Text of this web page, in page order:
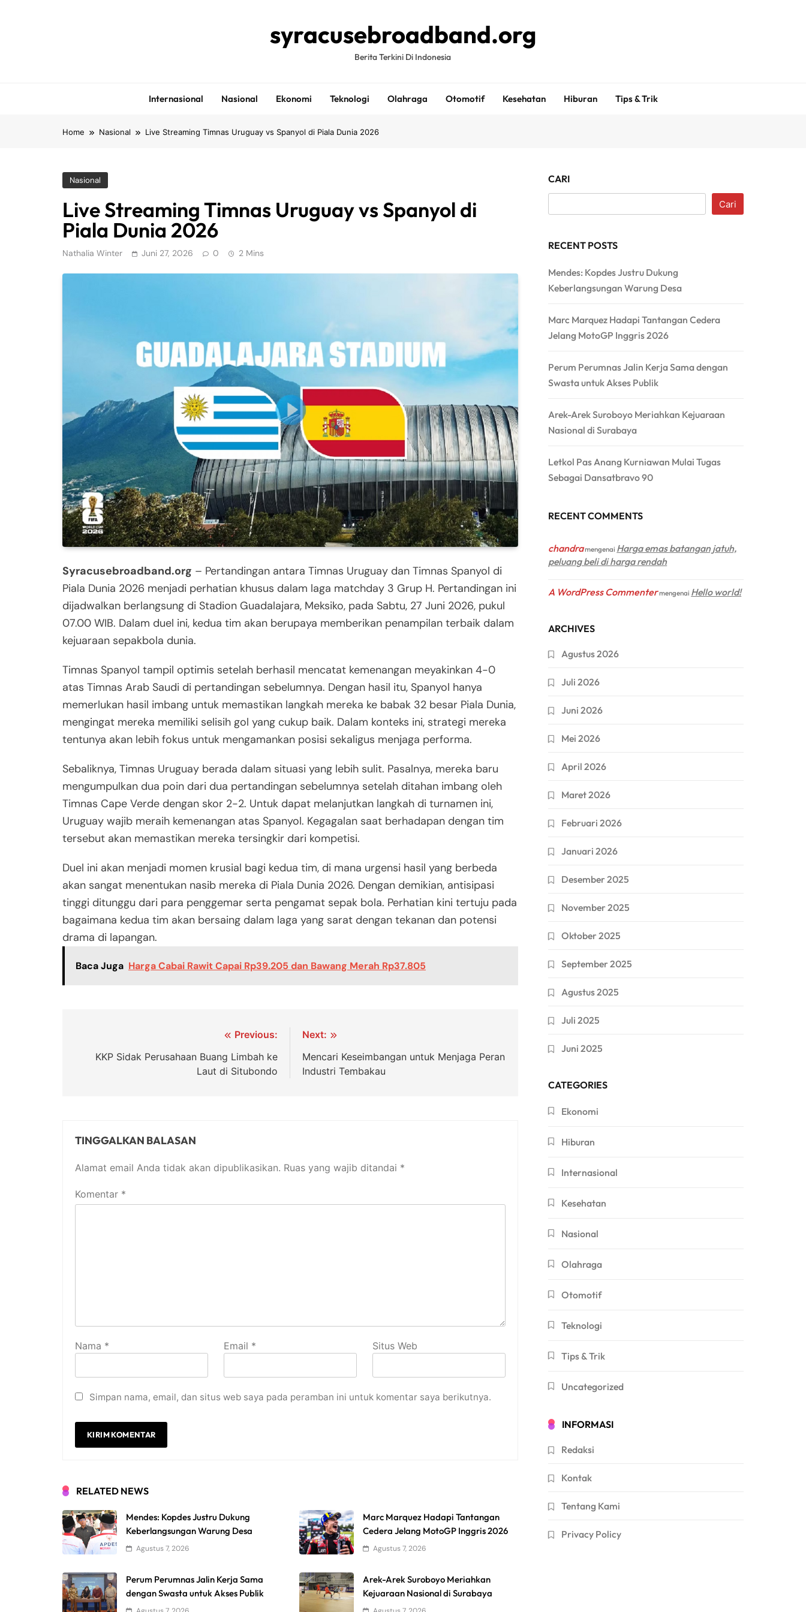
syracusebroadband.org
Berita Terkini Di Indonesia
Internasional Nasional Ekonomi Teknologi Olahraga Otomotif Kesehatan Hiburan Tips & Trik
Home Nasional Live Streaming Timnas Uruguay vs Spanyol di Piala Dunia 2026
Nasional
Live Streaming Timnas Uruguay vs Spanyol di
Piala Dunia 2026
Nathalia Winter Juni 27, 2026 0 2 Mins
Syracusebroadband.org – Pertandingan antara Timnas Uruguay dan Timnas Spanyol di
Piala Dunia 2026 menjadi perhatian khusus dalam laga matchday 3 Grup H. Pertandingan ini
dijadwalkan berlangsung di Stadion Guadalajara, Meksiko, pada Sabtu, 27 Juni 2026, pukul
07.00 WIB. Dalam duel ini, kedua tim akan berupaya memberikan penampilan terbaik dalam
kejuaraan sepakbola dunia.
Timnas Spanyol tampil optimis setelah berhasil mencatat kemenangan meyakinkan 4-0
atas Timnas Arab Saudi di pertandingan sebelumnya. Dengan hasil itu, Spanyol hanya
memerlukan hasil imbang untuk memastikan langkah mereka ke babak 32 besar Piala Dunia,
mengingat mereka memiliki selisih gol yang cukup baik. Dalam konteks ini, strategi mereka
tentunya akan lebih fokus untuk mengamankan posisi sekaligus menjaga performa.
Sebaliknya, Timnas Uruguay berada dalam situasi yang lebih sulit. Pasalnya, mereka baru
mengumpulkan dua poin dari dua pertandingan sebelumnya setelah ditahan imbang oleh
Timnas Cape Verde dengan skor 2-2. Untuk dapat melanjutkan langkah di turnamen ini,
Uruguay wajib meraih kemenangan atas Spanyol. Kegagalan saat berhadapan dengan tim
tersebut akan memastikan mereka tersingkir dari kompetisi.
Duel ini akan menjadi momen krusial bagi kedua tim, di mana urgensi hasil yang berbeda
akan sangat menentukan nasib mereka di Piala Dunia 2026. Dengan demikian, antisipasi
tinggi ditunggu dari para penggemar serta pengamat sepak bola. Perhatian kini tertuju pada
bagaimana kedua tim akan bersaing dalam laga yang sarat dengan tekanan dan potensi
drama di lapangan.
Baca Juga Harga Cabai Rawit Capai Rp39.205 dan Bawang Merah Rp37.805
pos
Previous:
KKP Sidak Perusahaan Buang Limbah ke
Laut di Situbondo
Next:
Mencari Keseimbangan untuk Menjaga Peran
Industri Tembakau
TINGGALKAN BALASAN
Alamat email Anda tidak akan dipublikasikan. Ruas yang wajib ditandai *
Komentar *
Nama * Email * Situs Web
Simpan nama, email, dan situs web saya pada peramban ini untuk komentar saya berikutnya.
RELATED NEWS
Mendes: Kopdes Justru Dukung
Keberlangsungan Warung Desa
Agustus 7, 2026
Marc Marquez Hadapi Tantangan
Cedera Jelang MotoGP Inggris 2026
Agustus 7, 2026
Perum Perumnas Jalin Kerja Sama
dengan Swasta untuk Akses Publik
Arek-Arek Suroboyo Meriahkan
Kejuaraan Nasional di Surabaya
CARI
Cari
RECENT POSTS
Mendes: Kopdes Justru Dukung
Keberlangsungan Warung Desa
Marc Marquez Hadapi Tantangan Cedera
Jelang MotoGP Inggris 2026
Perum Perumnas Jalin Kerja Sama dengan
Swasta untuk Akses Publik
Arek-Arek Suroboyo Meriahkan Kejuaraan
Nasional di Surabaya
Letkol Pas Anang Kurniawan Mulai Tugas
Sebagai Dansatbravo 90
RECENT COMMENTS
chandramengenai Harga emas batangan jatuh,
peluang beli di harga rendah
A WordPress Commentermengenai Hello world!
ARCHIVES
Agustus 2026
Juli 2026
Juni 2026
Mei 2026
April 2026
Maret 2026
Februari 2026
Januari 2026
Desember 2025
November 2025
Oktober 2025
September 2025
Agustus 2025
Juli 2025
Juni 2025
CATEGORIES
Ekonomi
Hiburan
Internasional
Kesehatan
Nasional
Olahraga
Otomotif
Teknologi
Tips & Trik
Uncategorized
INFORMASI
Redaksi
Kontak
Tentang Kami
Privacy Policy